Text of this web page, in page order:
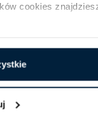
cookies
Zapisz się
celem